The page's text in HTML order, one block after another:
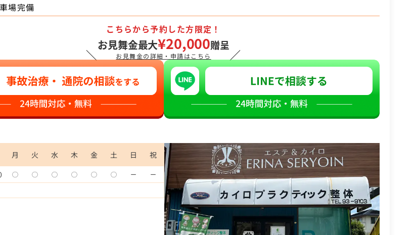
場完備
＼
こちらから予約した方限定！
お見舞金最大¥20,000贈呈
お見舞金の詳細・申請はこちら ／
月 火 水 木 金 土 日
祝
◯ ◯ ◯ ◯ ◯ ◯ ー
ー